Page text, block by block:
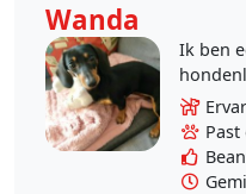
Wanda
Ik ben
heb ik
voor
heb..